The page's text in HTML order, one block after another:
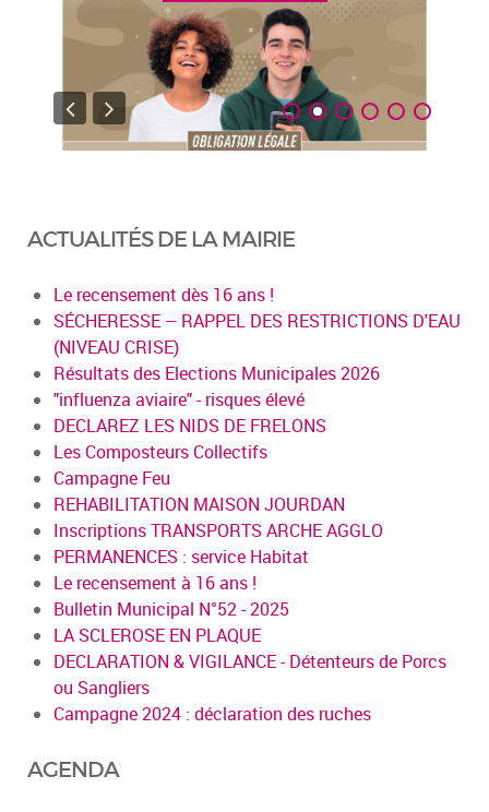
ACTUALITÉS DE LA MAIRIE
Le recensement dès 16 ans !
SÉCHERESSE – RAPPEL DES RESTRICTIONS D'EAU
(NIVEAU CRISE)
Résultats des Elections Municipales 2026
"influenza aviaire" - risques élevé
DECLAREZ LES NIDS DE FRELONS
Les Composteurs Collectifs
Campagne Feu
REHABILITATION MAISON JOURDAN
Inscriptions TRANSPORTS ARCHE AGGLO
PERMANENCES : service Habitat
Le recensement à 16 ans !
Bulletin Municipal N°52 - 2025
LA SCLEROSE EN PLAQUE
DECLARATION & VIGILANCE - Détenteurs de Porcs
ou Sangliers
Campagne 2024 : déclaration des ruches
AGENDA